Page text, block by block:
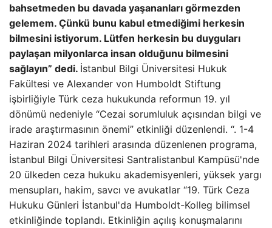
bahsetmeden bu davada yaşananları görmezden
gelemem. Çünkü bunu kabul etmediğimi herkesin
bilmesini istiyorum. Lütfen herkesin bu duyguları
paylaşan milyonlarca insan olduğunu bilmesini
sağlayın” dedi. İstanbul Bilgi Üniversitesi Hukuk
Fakültesi ve Alexander von Humboldt Stiftung
işbirliğiyle Türk ceza hukukunda reformun 19. yıl
dönümü nedeniyle “Cezai sorumluluk açısından bilgi ve
irade araştırmasının önemi” etkinliği düzenlendi. “. 1-4
Haziran 2024 tarihleri ​​arasında düzenlenen programa,
İstanbul Bilgi Üniversitesi Santralistanbul Kampüsü'nde
20 ülkeden ceza hukuku akademisyenleri, yüksek yargı
mensupları, hakim, savcı ve avukatlar “19. Türk Ceza
Hukuku Günleri İstanbul'da Humboldt-Kolleg bilimsel
etkinliğinde toplandı. Etkinliğin açılış konuşmalarını